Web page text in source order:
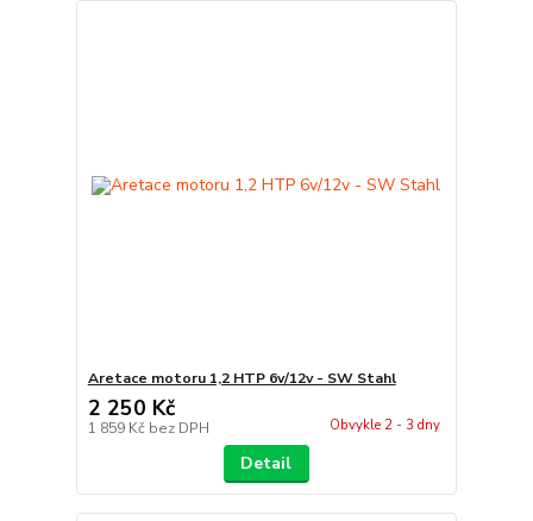
Aretace motoru 1,2 HTP 6v/12v - SW Stahl
2 250 Kč
1 859 Kč bez DPH Obvykle 2 - 3 dny
Detail